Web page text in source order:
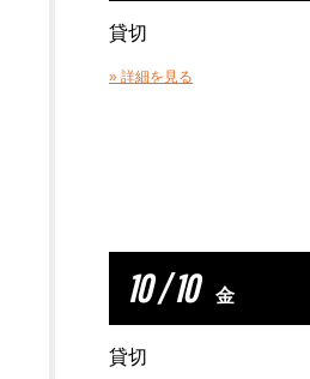
貸切
» 詳細を見る
10 / 10 金
貸切